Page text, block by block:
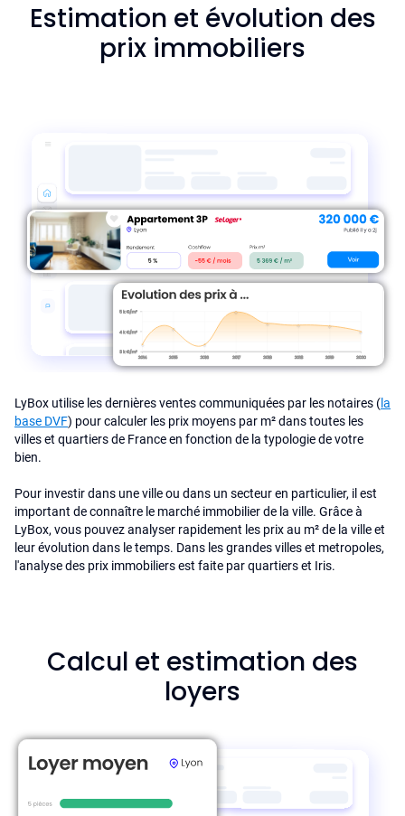
Estimation et évolution des
prix immobiliers
LyBox utilise les dernières ventes communiquées par les notaires (la
base DVF) pour calculer les prix moyens par m² dans toutes les
villes et quartiers de France en fonction de la typologie de votre
bien.
Pour investir dans une ville ou dans un secteur en particulier, il est
important de connaître le marché immobilier de la ville. Grâce à
LyBox, vous pouvez analyser rapidement les prix au m² de la ville et
leur évolution dans le temps. Dans les grandes villes et metropoles,
l'analyse des prix immobiliers est faite par quartiers et Iris.
Calcul et estimation des
loyers